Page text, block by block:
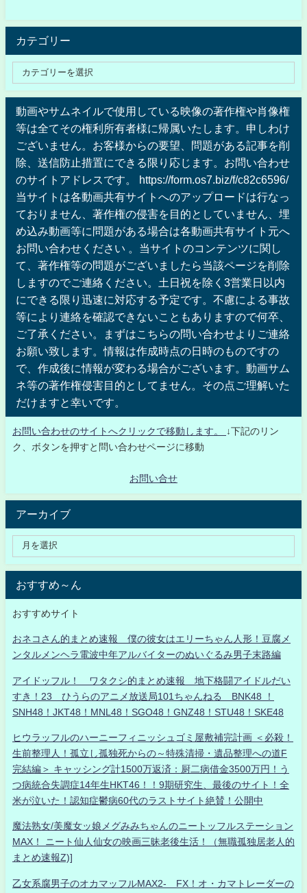
カテゴリー
動画やサムネイルで使用している映像の著作権や肖像権
等は全てその権利所有者様に帰属いたします。申しわけ
ございません。お客様からの要望、問題がある記事を削
除、送信防止措置にできる限り応じます。お問い合わせ
のサイトアドレスです。 https://form.os7.biz/f/c82c6596/
当サイトは各動画共有サイトへのアップロードは行なっ
ておりません、著作権の侵害を目的としていません、埋
め込み動画等に問題がある場合は各動画共有サイト元へ
お問い合わせください 。当サイトのコンテンツに関し
て、著作権等の問題がございましたら当該ページを削除
しますのでご連絡ください。土日祝を除く3営業日以内
にできる限り迅速に対応する予定です。不慮による事故
等により連絡を確認できないこともありますので何卒、
ご了承ください。まずはこちらの問い合わせよりご連絡
お願い致します。情報は作成時点の日時のものですの
で、作成後に情報が変わる場合がございます。動画サム
ネ等の著作権侵害目的としてません。その点ご理解いた
だけますと幸いです。
お問い合わせのサイトへクリックで移動します。
↓下記のリン
ク、ボタンを押すと問い合わせページに移動
お問い合せ
アーカイブ
おすすめ～ん
おすすめサイト
おネコさん的まとめ速報 僕の彼女はエリーちゃん人形！豆腐メ
ンタルメンヘラ電波中年アルバイターのぬいぐるみ男子末路編
アイドッフル！ ワタクシ的まとめ速報 地下格闘アイドルだい
すき！23 ひうらのアニメ放送局101ちゃんねる BNK48 ！
SNH48！JKT48！MNL48！SGO48！GNZ48！STU48！SKE48
ヒウラッフルのハーニーフィニッシュゴミ屋敷補完計画 ＜必殺！
生前整理人！孤立し孤独死からの～特殊清掃・遺品整理への道F
完結編＞ キャッシング計1500万返済：厨二病借金3500万円！う
つ病統合失調症14年生HKT46！！9期研究生、最後のサイト！全
米が泣いた！認知症鬱病60代のラストサイト絶賛！公開中
魔法熟女/美魔女ッ娘メグみみちゃんのニートッフルステーション
MAX！ ニート仙人仙女の映画三昧老後生活！（無職孤独居老人的
まとめ速報Z)]
乙女系腐男子のオカマッフルMAX2- FX！オ・カマトレーダーの